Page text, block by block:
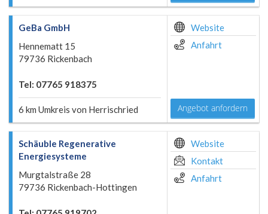
GeBa GmbH
Hennematt 15
79736 Rickenbach
Tel: 07765 918375
6 km Umkreis von Herrischried
Website
Anfahrt
Angebot anfordern
Schäuble Regenerative
Energiesysteme
Murgtalstraße 28
79736 Rickenbach-Hottingen
Website
Kontakt
Anfahrt